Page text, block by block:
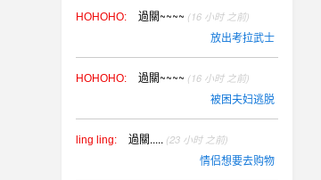
HOHOHO: 過關~~~~ (16 小时 之前)
放出考拉武士
HOHOHO: 過關~~~~ (16 小时 之前)
被困夫妇逃脱
ling ling: 過關..... (23 小时 之前)
情侣想要去购物